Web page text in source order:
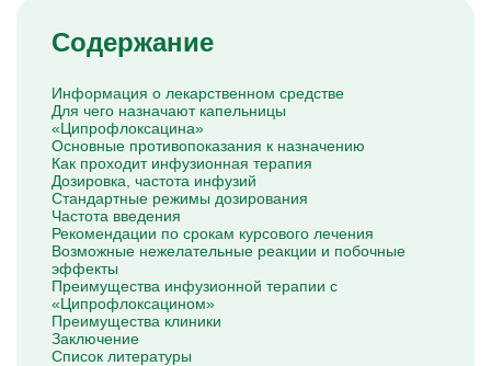
Цераксон капельница
Капельница Церебролизин
Капельница Ципрофлоксацин
Капельница Рингер
Содержание
Информация о лекарственном средстве
Для чего назначают капельницы
«Ципрофлоксацина»
Основные противопоказания к назначению
Как проходит инфузионная терапия
Дозировка, частота инфузий
Стандартные режимы дозирования
Частота введения
Рекомендации по срокам курсового лечения
Возможные нежелательные реакции и побочные
эффекты
Преимущества инфузионной терапии с
«Ципрофлоксацином»
Преимущества клиники
Заключение
Список литературы